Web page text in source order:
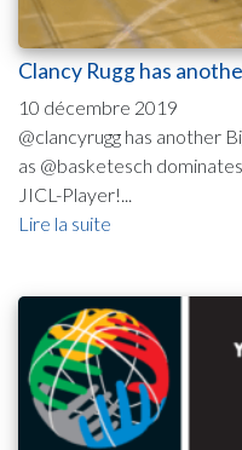
Clancy Rugg has
10 décembre 2019
@clancyrugg has another
as @basketesch
JICL-Player!...
Lire la suite